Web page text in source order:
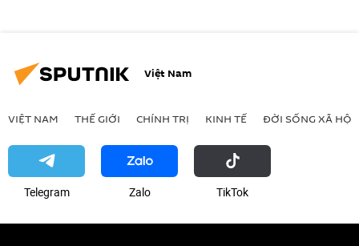
Việt Nam
VIỆT NAM THẾ GIỚI CHÍNH TRỊ KINH TẾ ĐỜI SỐNG XÃ HỘI
Telegram Zalo ТikТоk